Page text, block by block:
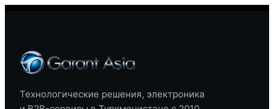
Технологические решения, электроника